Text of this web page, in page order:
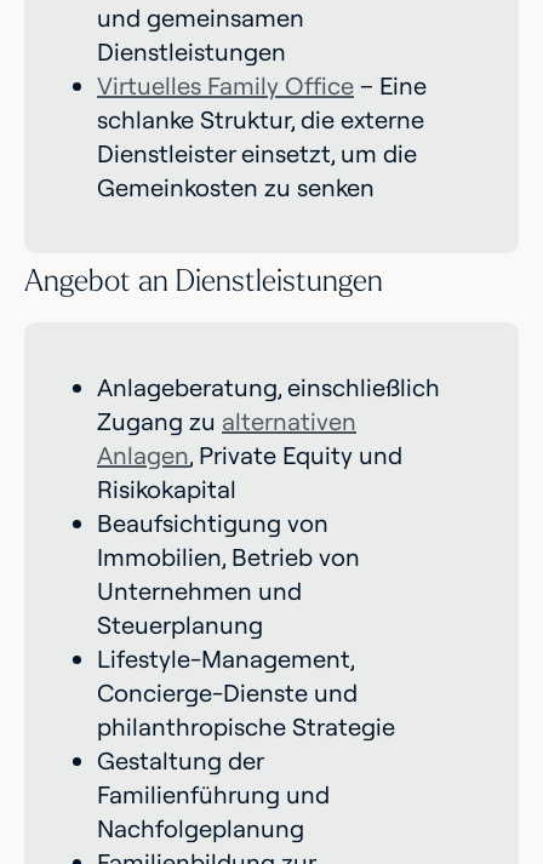
und gemeinsamen
Dienstleistungen
Virtuelles Family Office – Eine
schlanke Struktur, die externe
Dienstleister einsetzt, um die
Gemeinkosten zu senken
Angebot an Dienstleistungen
Anlageberatung, einschließlich
Zugang zu alternativen
Anlagen, Private Equity und
Risikokapital
Beaufsichtigung von
Immobilien, Betrieb von
Unternehmen und
Steuerplanung
Lifestyle-Management,
Concierge-Dienste und
philanthropische Strategie
Gestaltung der
Familienführung und
Nachfolgeplanung